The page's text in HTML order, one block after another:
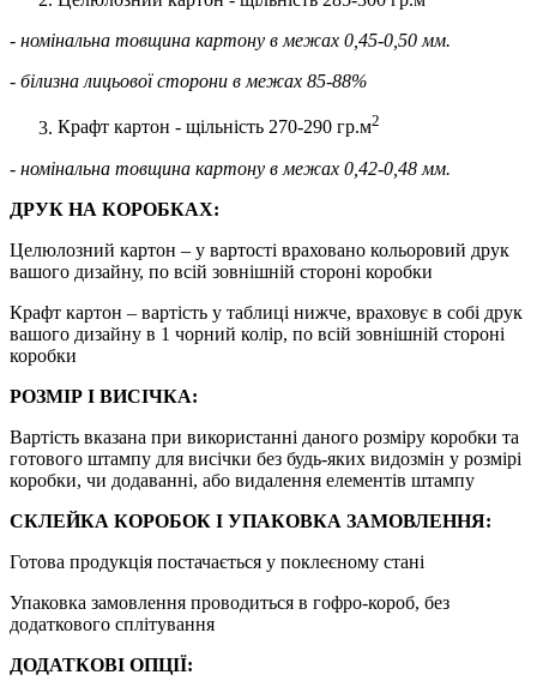
- номінальна товщина картону в межах 0,45-0,50 мм.
- білизна лицьової сторони в межах 85-88%
Крафт картон - щільність 270-290 гр.м2
- номінальна товщина картону в межах 0,42-0,48 мм.
ДРУК НА КОРОБКАХ:
Целюлозний картон – у вартості враховано кольоровий друк
вашого дизайну, по всій зовнішній стороні коробки
Крафт картон – вартість у таблиці нижче, враховує в собі друк
вашого дизайну в 1 чорний колір, по всій зовнішній стороні
коробки
РОЗМІР І ВИСІЧКА:
Вартість вказана при використанні даного розміру коробки та
готового штампу для висічки без будь-яких видозмін у розмірі
коробки, чи додаванні, або видалення елементів штампу
СКЛЕЙКА КОРОБОК І УПАКОВКА ЗАМОВЛЕННЯ:
Готова продукція постачається у поклеєному стані
Упаковка замовлення проводиться в гофро-короб, без
додаткового сплітування
ДОДАТКОВІ ОПЦІЇ: